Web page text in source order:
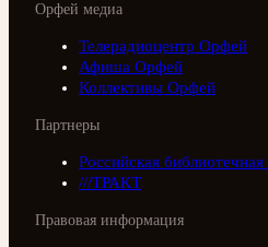
Орфей медиа
Телерадиоцентр Орфей
Афиша Орфей
Коллективы Орфей
Партнеры
Российская
///ТРАКТ
Правовая информация